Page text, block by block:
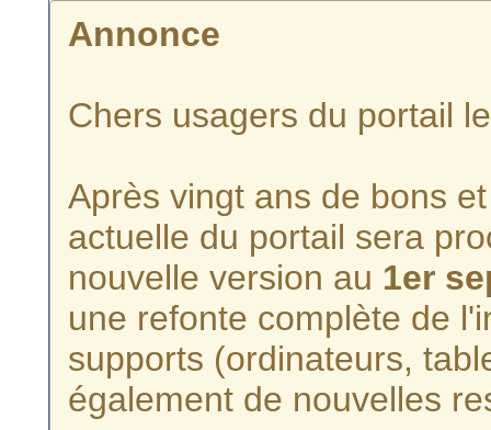
Annonce
Chers usagers du portail
Après vingt ans de bons
actuelle du portail sera
nouvelle version au 1er
une refonte complète de
supports (ordinateurs,
également de nouvelles